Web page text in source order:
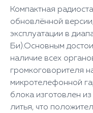
Компактная
обновлённой
эксплуатации в
Би).Основным
наличие всех
громкоговорителя
микротелефонной
блока изготовлен
литья, что